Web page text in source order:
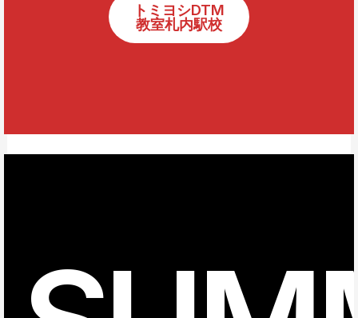
トミヨシDTM
教室札内駅校